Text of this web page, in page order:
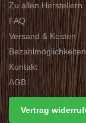
Zu allen Herstellern
FAQ
Versand & Kosten
Bezahlmöglichkeiten
Kontakt
AGB
Vertrag